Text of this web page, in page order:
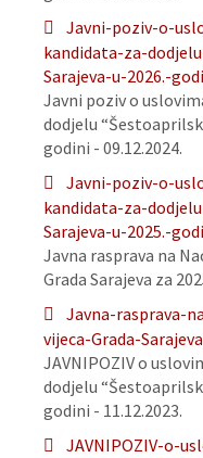
Javni-poziv-o-
kandidata-za-
Sarajeva-u-2026.-
Javni poziv o
dodjelu
godini - 09.12.2024.
Javni-poziv-o-
kandidata-za-
Sarajeva-u-2025.-
Javna rasprava na
Grada Sarajeva za
Javna-rasprava-
vijeca-Grada-
JAVNIPOZIV o
dodjelu
godini - 11.12.2023.
JAVNIPOZIV-o-